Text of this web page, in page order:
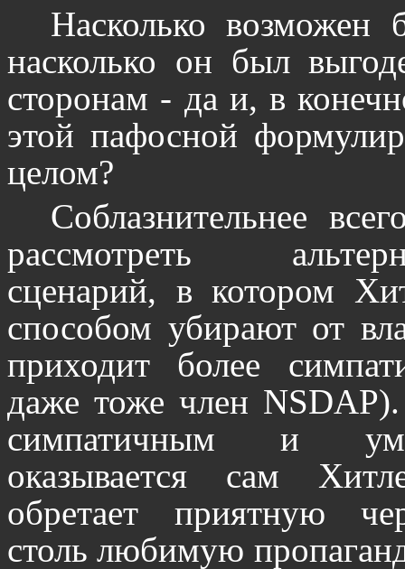
Насколько возможен
насколько он был
сторонам - да и, в
этой пафосной
целом?
Соблазнительнее
рассмотреть
сценарий, в котором
способом убирают от
приходит более
даже тоже член
симпатичным и
оказывается сам
обретает приятную
столь любимую